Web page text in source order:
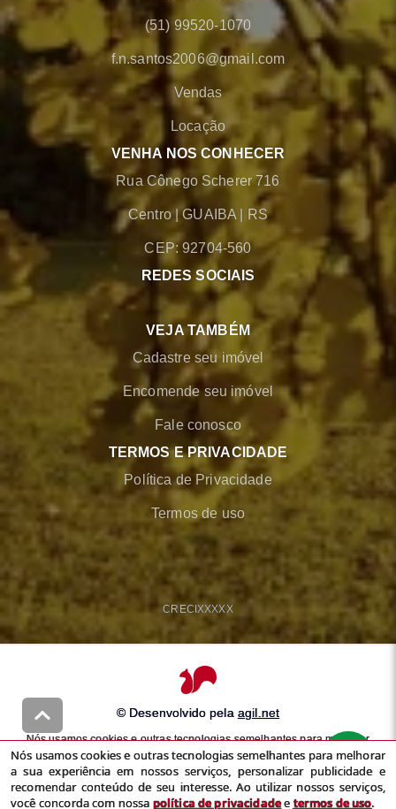
(51) 99520-1070
f.n.santos2006@gmail.com
Vendas
Locação
VENHA NOS CONHECER
Rua Cônego Scherer 716
Centro |GUAIBA RS
CEP: 92704-560
REDES SOCIAIS
VEJA TAMBÉM
Cadastre seu imóvel
Encomende seu imóvel
Fale conosco
TERMOS E PRIVACIDADE
Política de Privacidade
Termos de uso
CRECIXXXXX
© Desenvolvido pela agil.net
Nós usamos cookies e outras tecnologias semelhantes para melhorar
a sua experiência em nossos serviços, personalizar publicidade e
recomendar conteúdo de seu interesse. Ao utilizar nossos serviços,
você concorda com nossapolítica de privacidadeetermos de uso
Nós usamos cookies e outras tecnologias semelhantes para melhorar
a sua experiência em nossos serviços, personalizar publicidade e
recomendar conteúdo de seu interesse. Ao utilizar nossos serviços,
você concorda com nossa política de privacidadeetermos de uso.